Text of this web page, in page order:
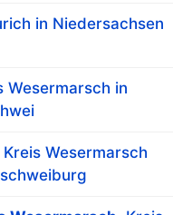
in Niedersachsen
Wesermarsch in
Kreis Wesermarsch